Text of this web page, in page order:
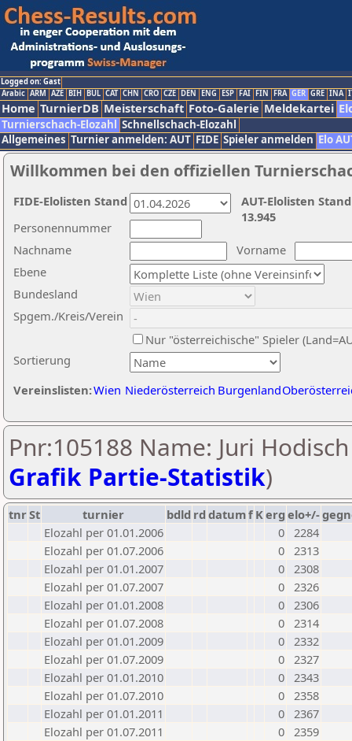
Logged on: Gast
Arabic ARM AZE BIH BUL CAT CHN CRO CZE DEN ENG ESP FAI FIN FRA GER GRE INA
Home TurnierDB Meisterschaft Foto-Galerie Meldekartei
Turnierschach-Elozahl Schnellschach-Elozahl
Allgemeines Turnier anmelden: AUT FIDE Spieler anmelden Elo
Willkommen bei den offiziellen
Nachname
Vorname
Ebene
Sortierung
Personennummer
Bundesland
Spgem./Kreis/Verein
Nur "österreichische" Spieler
Vereinslisten:Wien Niederösterreich Burgenland
AUT-Elolisten
13.945
FIDE-Elolisten Stand
Pnr:105188 Name: Juri
Grafik Partie-Statistik)
tnrSt turnier bdld rd datumf Kerg elo+/-
Elozahl per 01.01.2006
0 2284
Elozahl per 01.07.2006
0 2313
Elozahl per 01.01.2007
0 2308
Elozahl per 01.07.2007
0 2326
Elozahl per 01.01.2008
0 2306
Elozahl per 01.07.2008
0 2314
Elozahl per 01.01.2009
0 2332
Elozahl per 01.07.2009
0 2327
Elozahl per 01.01.2010
0 2343
Elozahl per 01.07.2010
0 2358
Elozahl per 01.01.2011
0 2367
Elozahl per 01.07.2011
0 2359